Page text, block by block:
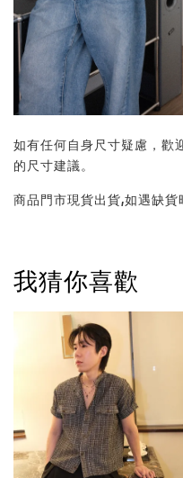
如有任何自身尺寸疑慮，歡
的尺寸建議。
商品門市現貨出貨,如遇缺
我猜你喜歡